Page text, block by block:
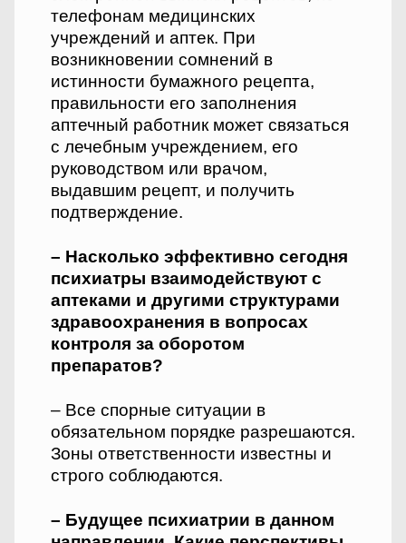
телефонам медицинских
учреждений и аптек. При
возникновении сомнений в
истинности бумажного рецепта,
правильности его заполнения
аптечный работник может связаться
с лечебным учреждением, его
руководством или врачом,
выдавшим рецепт, и получить
подтверждение.
– Насколько эффективно сегодня
психиатры взаимодействуют с
аптеками и другими структурами
здравоохранения в вопросах
контроля за оборотом
препаратов?
– Все спорные ситуации в
обязательном порядке разрешаются.
Зоны ответственности известны и
строго соблюдаются.
– Будущее психиатрии в данном